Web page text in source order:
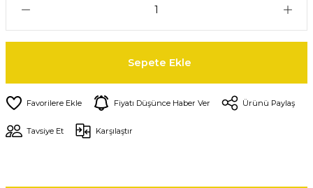
Sepete Ekle
Fiyatı Düşünce Haber Ver Ürünü Paylaş
Tavsiye Et Karşılaştır